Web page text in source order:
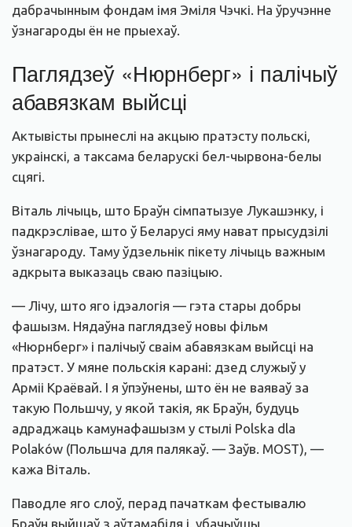
дабрачынным фондам імя Эміля Чэчкі. На ўручэнне
ўзнагароды ён не прыехаў.
Паглядзеў «Нюрнберг» і палічыў
абавязкам выйсці
Актывісты прынеслі на акцыю пратэсту польскі,
украінскі, а таксама беларускі бел-чырвона-белы
сцягі.
Віталь лічыць, што Браўн сімпатызуе Лукашэнку, і
падкрэслівае, што ў Беларусі яму нават прысудзілі
ўзнагароду. Таму ўдзельнік пікету лічыць важным
адкрыта выказаць сваю пазіцыю.
— Лічу, што яго ідэалогія — гэта стары добры
фашызм. Нядаўна паглядзеў новы фільм
«Нюрнберг» і палічыў сваім абавязкам выйсці на
пратэст. У мяне польскія карані: дзед служыў у
Арміі Краёвай. І я ўпэўнены, што ён не ваяваў за
такую Польшчу, у якой такія, як Браўн, будуць
адраджаць камунафашызм у стылі Polska dla
Polaków (Польшча для палякаў. — Заўв. MOST), —
кажа Віталь.
Паводле яго слоў, перад пачаткам фестывалю
Браўн выйшаў з аўтамабіля і, убачыўшы